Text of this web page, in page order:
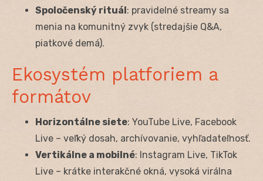
Spoločenský rituál: pravidelné streamy sa
menia na komunitný zvyk (stredajšie Q&A,
piatkové demá).
Ekosystém platforiem a
formátov
Horizontálne siete: YouTube Live, Facebook
Live – veľký dosah, archívovanie, vyhľadateľnosť.
Vertikálne a mobilné: Instagram Live, TikTok
Live – krátke interakčné okná, vysoká virálna